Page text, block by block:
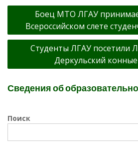
Навигация
записям
Боец МТО ЛГАУ
Всероссийском слете
Студенты ЛГАУ посетили
Деркульский
Сведения об
Поиск